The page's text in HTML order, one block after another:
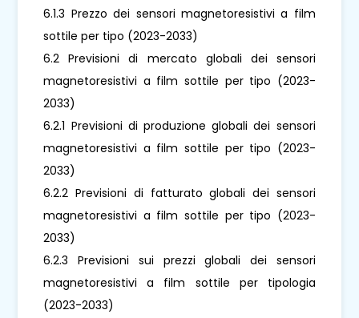
6.1.3 Prezzo dei sensori magnetoresistivi a film
sottile per tipo (2023-2033)
6.2 Previsioni di mercato globali dei sensori
magnetoresistivi a film sottile per tipo (2023-
2033)
6.2.1 Previsioni di produzione globali dei sensori
magnetoresistivi a film sottile per tipo (2023-
2033)
6.2.2 Previsioni di fatturato globali dei sensori
magnetoresistivi a film sottile per tipo (2023-
2033)
6.2.3 Previsioni sui prezzi globali dei sensori
magnetoresistivi a film sottile per tipologia
(2023-2033)